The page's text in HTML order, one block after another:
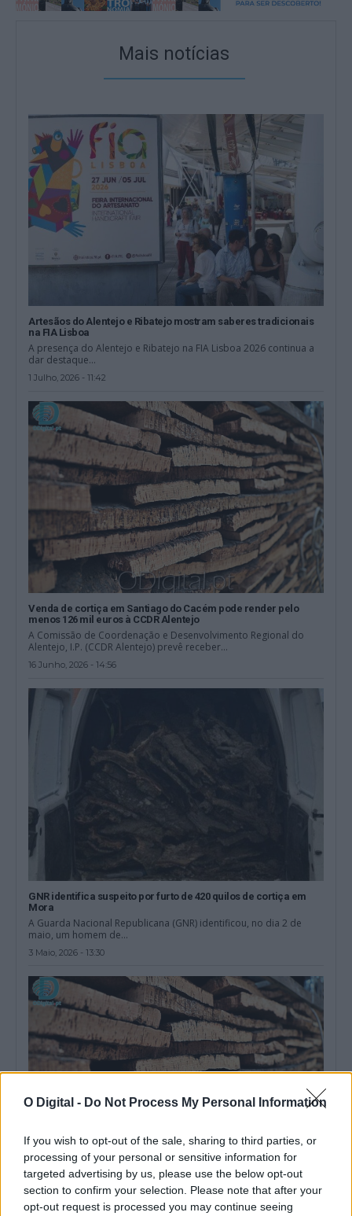
O Digital - Do Not Process My Personal Information
If you wish to opt-out of the sale, sharing to third parties, or
processing of your personal or sensitive information for
targeted advertising by us, please use the below opt-out
section to confirm your selection. Please note that after your
opt-out request is processed you may continue seeing
Mais notícias
Artesãos do Alentejo e Ribatejo mostram saberes tradicionais
na FIA Lisboa
A presença do Alentejo e Ribatejo na FIA Lisboa 2026 continua a
dar destaque...
1 Julho, 2026 - 11:42
Venda de cortiça em Santiago do Cacém pode render pelo
menos 126 mil euros à CCDR Alentejo
A Comissão de Coordenação e Desenvolvimento Regional do
Alentejo, I.P. (CCDR Alentejo) prevê receber...
16 Junho, 2026 - 14:56
GNR identifica suspeito por furto de 420 quilos de cortiça em
Mora
A Guarda Nacional Republicana (GNR) identificou, no dia 2 de
maio, um homem de...
3 Maio, 2026 - 13:30
Exportações portuguesas de cortiça atingem 1,1 mil milhões de
euros em 2025
As exportações portuguesas de cortiça atingiram, em 2025, cerca